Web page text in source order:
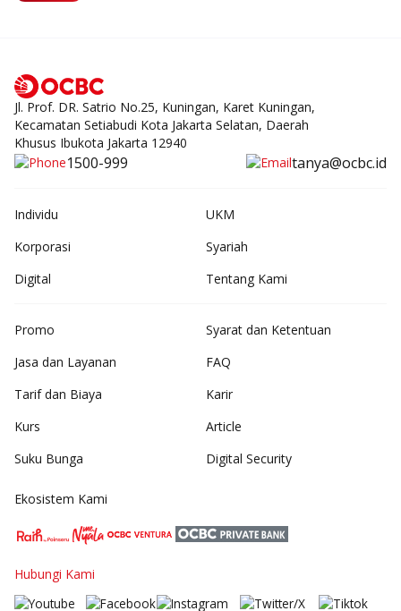
Jl. Prof. DR. Satrio No.25, Kuningan, Karet Kuningan,
Kecamatan Setiabudi Kota Jakarta Selatan, Daerah
Khusus Ibukota Jakarta 12940
1500-999 tanya@ocbc.id
Individu
UKM
Korporasi
Syariah
Digital
Tentang Kami
Promo
Jasa dan Layanan
Tarif dan Biaya
Kurs
Suku Bunga
Syarat dan Ketentuan
FAQ
Karir
Article
Digital Security
Ekosistem Kami
Hubungi Kami